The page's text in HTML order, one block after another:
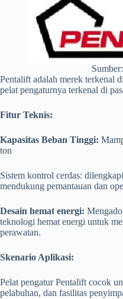
Pentalift adalah merek terkenal
pelat pengaturnya terkenal di
Fitur Teknis:
Kapasitas Beban Tinggi:
ton
Sistem kontrol cerdas:
mendukung pemantauan dan
Desain hemat energi:
teknologi hemat energi untuk
perawatan.
Skenario Aplikasi:
Pelat pengatur Pentalift cocok
pelabuhan, dan fasilitas